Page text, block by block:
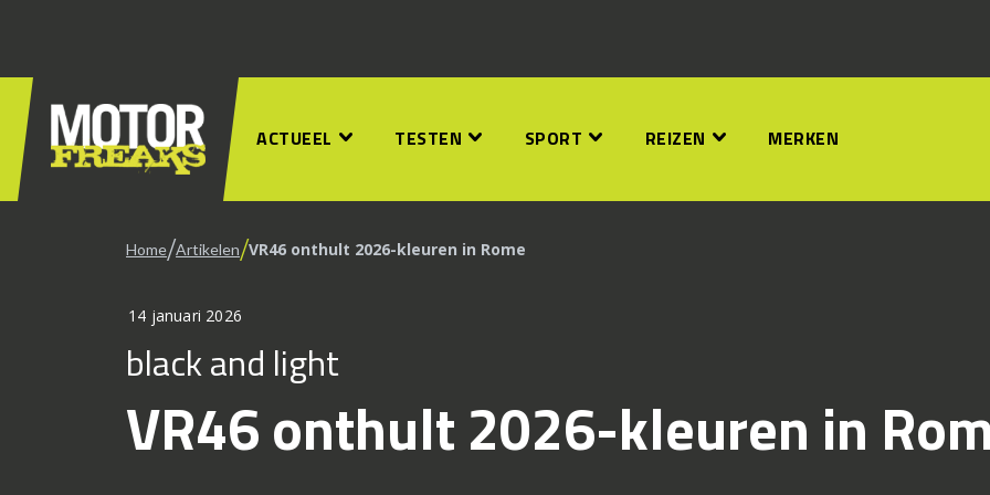
ACTUEEL TESTEN SPORT REIZEN MERKEN
Home/Artikelen/VR46 onthult 2026-kleuren in Rome
14 januari 2026
black and light
VR46 onthult 2026-kleuren in